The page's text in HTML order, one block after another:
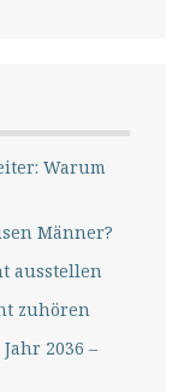
Warum
Männer?
ausstellen
zuhören
2036 –